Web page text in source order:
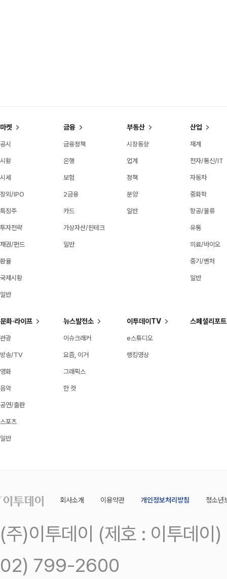
마켓
공시
시황
시세
장외/IPO
특징주
투자전략
채권/펀드
환율
국제시황
일반
금융
금융정책
은행
보험
2금융
카드
가상자산/핀테크
일반
부동산
시장동향
업계
정책
분양
일반
산업
재계
전자/통신/IT
자동차
중화학
항공/물류
유통
의료/바이오
중기/벤처
일반
문화·라이프
관광
방송/TV
영화
음악
공연/출판
스포츠
일반
뉴스발전소
이슈크래커
요즘, 이거
그래픽스
한 컷
이투데이TV
e스튜디오
랭킹영상
스페셜리포트
회사소개 이용약관 개인정보처리방침 청소년
(주)이투데이 (제호 : 이투데
02) 799-2600